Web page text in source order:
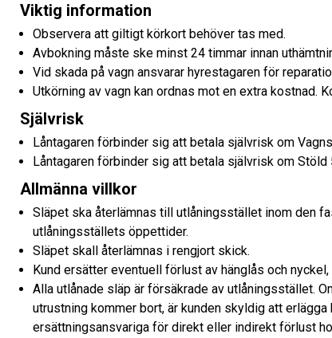
Viktig information
Observera att giltigt körkort behöver tas med.
Avbokning måste ske minst 24 timmar innan
Vid skada på vagn ansvarar hyrestagaren för
Utkörning av vagn kan ordnas mot en extra kostnad.
Självrisk
Låntagaren förbinder sig att betala självrisk om
Låntagaren förbinder sig att betala självrisk om Stöld
Allmänna villkor
Släpet ska återlämnas till utlåningsstället inom den
utlåningsställets öppettider.
Släpet skall återlämnas i rengjort skick.
Kund ersätter eventuell förlust av hänglås och
Alla utlånade släp är försäkrade av utlåningsstället.
utrustning kommer bort, är kunden skyldig att
ersättningsansvariga för direkt eller indirekt förlust